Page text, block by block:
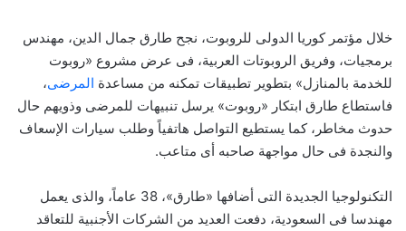
خلال مؤتمر كوريا الدولى للروبوت، نجح طارق جمال الدين، مهندس
برمجيات، وفريق الروبوتات العربية، فى عرض مشروع «روبوت
للخدمة بالمنازل» بتطوير تطبيقات تمكنه من مساعدة المرضى،
فاستطاع طارق ابتكار «روبوت» يرسل تنبيهات للمرضى وذويهم حال
حدوث مخاطر، كما يستطيع التواصل هاتفياً وطلب سيارات الإسعاف
والنجدة فى حال مواجهة صاحبه أى متاعب.
التكنولوجيا الجديدة التى أضافها «طارق»، 38 عاماً، والذى يعمل
مهندسا فى السعودية، دفعت العديد من الشركات الأجنبية للتعاقد